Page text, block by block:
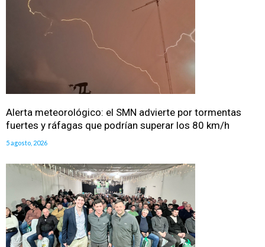
Alerta meteorológico: el SMN advierte por tormentas
fuertes y ráfagas que podrían superar los 80 km/h
5 agosto, 2026